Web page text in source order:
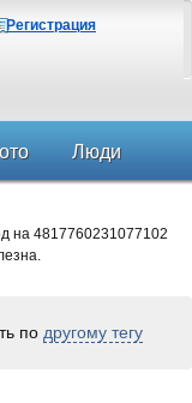
Регистрация
Люди
на 4817760231077102
по другому тегу